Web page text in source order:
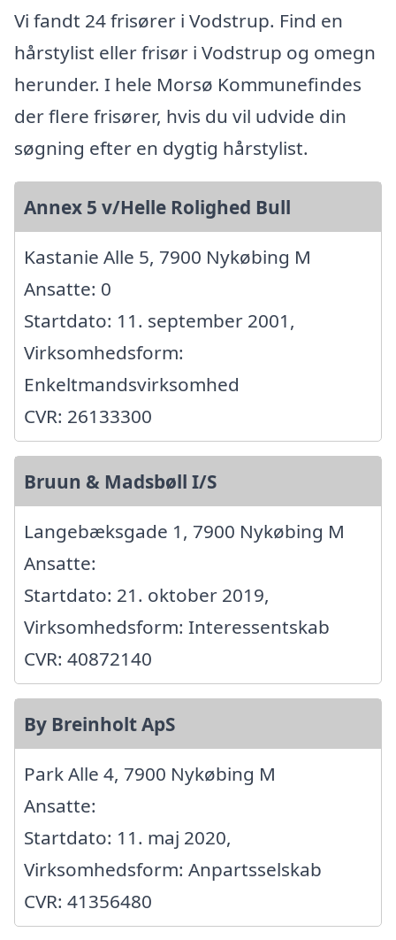
Vi fandt 24 frisører i Vodstrup. Find en
hårstylist eller frisør i Vodstrup og omegn
herunder. I hele Morsø Kommunefindes
der flere frisører, hvis du vil udvide din
søgning efter en dygtig hårstylist.
Annex 5 v/Helle Rolighed Bull
Kastanie Alle 5, 7900 Nykøbing M
Ansatte: 0
Startdato: 11. september 2001,
Virksomhedsform:
Enkeltmandsvirksomhed
CVR: 26133300
Bruun & Madsbøll I/S
Langebæksgade 1, 7900 Nykøbing M
Ansatte:
Startdato: 21. oktober 2019,
Virksomhedsform: Interessentskab
CVR: 40872140
By Breinholt ApS
Park Alle 4, 7900 Nykøbing M
Ansatte:
Startdato: 11. maj 2020,
Virksomhedsform: Anpartsselskab
CVR: 41356480